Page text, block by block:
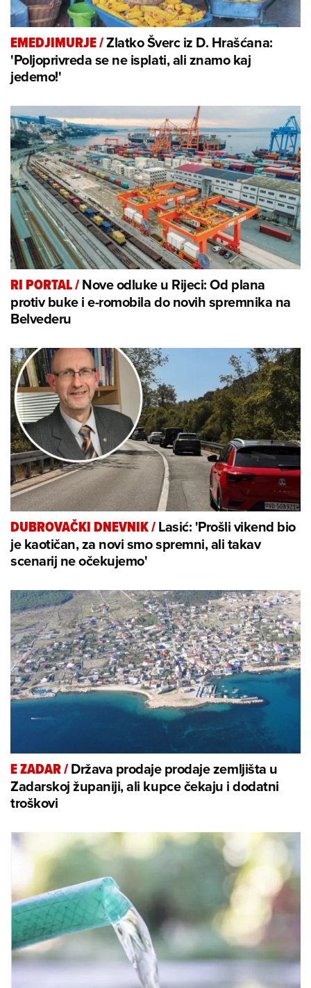
EMEDJIMURJE/Zlatko Šverc iz D. Hrašćana:
'Poljoprivreda se ne isplati, ali znamo kaj
jedemo!'
RI PORTAL/Nove odluke u Rijeci: Od plana
protiv buke i e-romobila do novih spremnika na
Belvederu
DUBROVAČKI DNEVNIK/Lasić: 'Prošli vikend bio
je kaotičan, za novi smo spremni, ali takav
scenarij ne očekujemo'
E ZADAR/Država prodaje prodaje zemljišta u
Zadarskoj županiji, ali kupce čekaju i dodatni
troškovi